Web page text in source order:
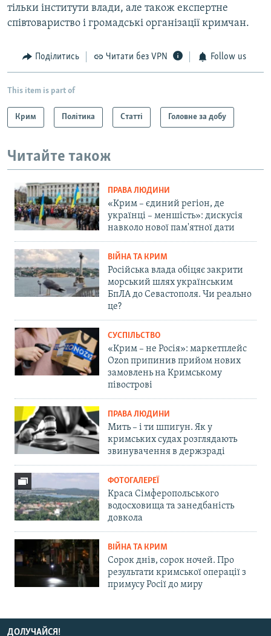
тільки інститути влади, але також експертне
співтовариство і громадські організації кримчан.
Поділитись Читати без VPN Follow us
This item is part of
Крим Політика Статті Головне за добу
Читайте також
ПРАВА ЛЮДИНИ
«Крим – єдиний регіон, де
українці – меншість»: дискусія
навколо нової пам'ятної дати
ВІЙНА ТА КРИМ
Російська влада обіцяє закрити
морський шлях українським
БпЛА до Севастополя. Чи реально
це?
СУСПІЛЬСТВО
«Крим – не Росія»: маркетплейс
Ozon припинив прийом нових
замовлень на Кримському
півострові
ПРАВА ЛЮДИНИ
Мить – і ти шпигун. Як у
кримських судах розглядають
звинувачення в держзраді
ФОТОГАЛЕРЕЇ
Краса Сімферопольського
водосховища та занедбаність
довкола
ВІЙНА ТА КРИМ
Сорок днів, сорок ночей. Про
результати кримської операції з
примусу Росії до миру
ДОЛУЧАЙСЯ!